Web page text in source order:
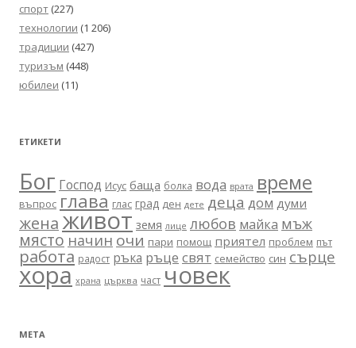
спорт (227)
технологии (1 206)
традиции (427)
туризъм (448)
юбилеи (11)
ЕТИКЕТИ
Бог Господ Исус баща болка вода врата време
въпрос глава глас град ден дете деца дом думи
женаживот земя лице любов майка мъж
място начин очи пари помощ приятел проблем път
работа радост ръка ръце свят семейство син сърце
хора храна църква част човек
МЕТА